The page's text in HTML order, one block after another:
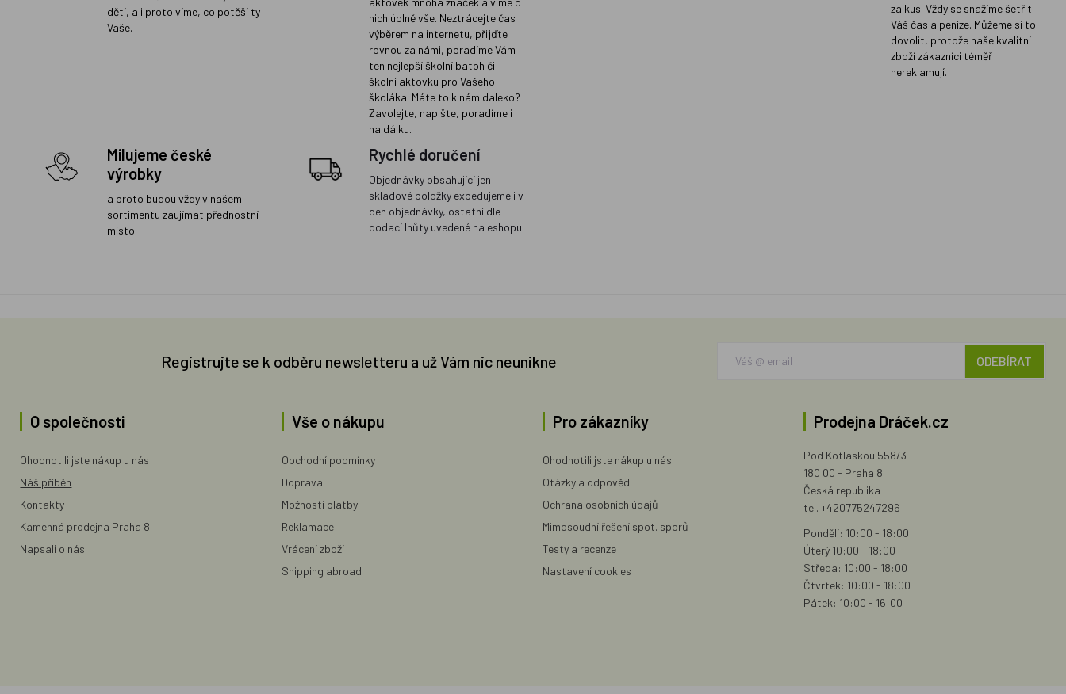
dětí, a i proto víme, co potěší ty
Vaše.
nich úplně vše. Neztrácejte čas
výběrem na internetu, přijďte
rovnou za námi, poradíme Vám
ten nejlepší školní batoh či
školní aktovku pro Vašeho
školáka. Máte to k nám daleko?
Zavolejte, napište, poradíme i
na dálku.
za kus. Vždy se snažíme šetřit
Váš čas a peníze. Můžeme si to
dovolit, protože naše kvalitní
zboží zákazníci téměř
nereklamují.
Milujeme české
výrobky
a proto budou vždy v našem
sortimentu zaujímat přednostní
místo
Rychlé doručení
Objednávky obsahující jen
skladové položky expedujeme i v
den objednávky, ostatní dle
dodací lhůty uvedené na eshopu
Registrujte se k odběru newsletteru a už Vám nic neunikne ODEBÍRAT
O společnosti
Ohodnotili jste nákup u nás
Náš příběh
Kontakty
Kamenná prodejna Praha 8
Napsali o nás
Vše o nákupu
Obchodní podmínky
Doprava
Možnosti platby
Reklamace
Vrácení zboží
Shipping abroad
Pro zákazníky
Ohodnotili jste nákup u nás
Otázky a odpovědi
Ochrana osobních údajů
Mimosoudní řešení spot. sporů
Testy a recenze
Nastavení cookies
Prodejna Dráček.cz
Pod Kotlaskou 558/3
180 00 - Praha 8
Česká republika
tel. +420775247296
Pondělí: 10:00 - 18:00
Úterý 10:00 - 18:00
Středa: 10:00 - 18:00
Čtvrtek: 10:00 - 18:00
Pátek: 10:00 - 16:00